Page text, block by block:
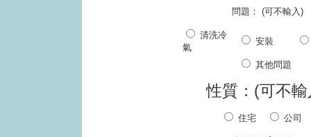
問題： (可不輸入)
清洗冷
氣
安裝
其他問題
性質：(可不輸
住宅 公司